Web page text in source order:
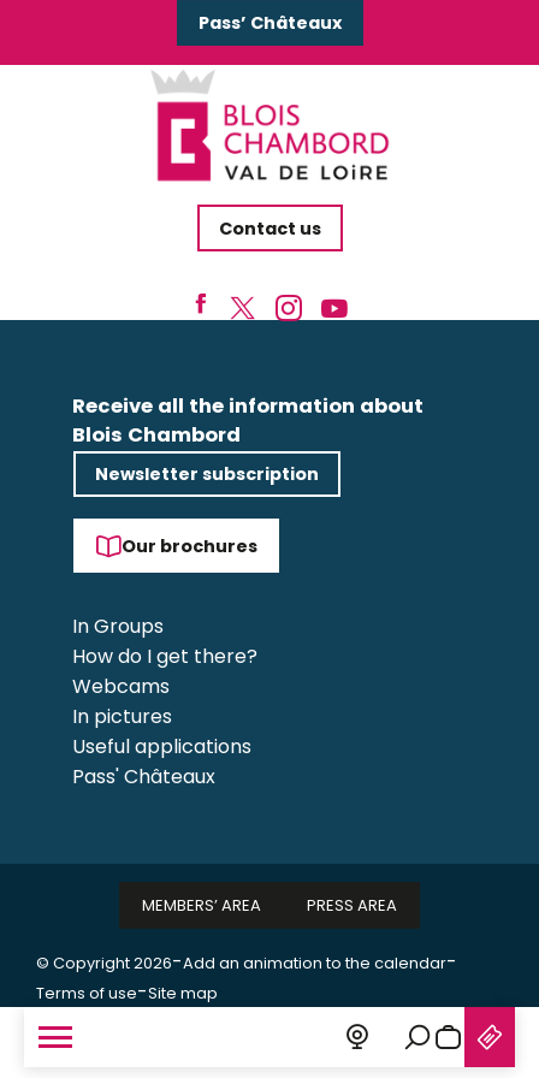
Search
Pass’ Châteaux
Contact us
Receive all the information about
Blois Chambord
Newsletter subscription
Our brochures
In Groups
How do I get there?
Webcams
In pictures
Useful applications
Pass' Châteaux
© Copyright 2026-Add an animation to the calendar-
Terms of use-Site map
MEMBERS’ AREA PRESS AREA